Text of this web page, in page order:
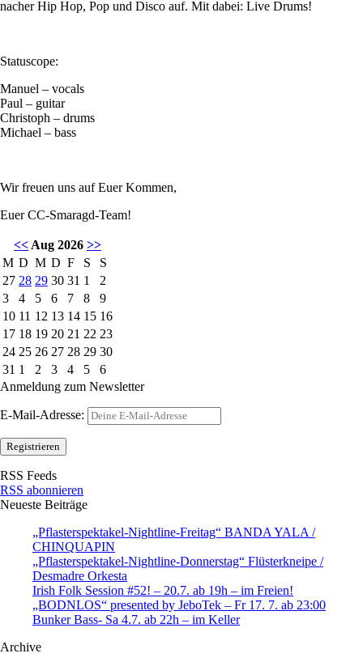
nacher Hip Hop, Pop und Disco auf. Mit dabei: Live Drums!
Statuscope:
Manuel – vocals
Paul – guitar
Christoph – drums
Michael – bass
Wir freuen uns auf Euer Kommen,
Euer CC-Smaragd-Team!
<< Aug 2026 >>
M D M D F S
S
27 28 29 30 31 1
2
3
4 5 6 7 8
9
10 11 12 13 14 15 16
17 18 19 20 21 22 23
24 25 26 27 28 29 30
31 1 2 3 4 5
6
Anmeldung zum Newsletter
E-Mail-Adresse:
RSS Feeds
RSS abonnieren
Neueste Beiträge
„Pflasterspektakel-Nightline-Freitag“ BANDA YALA /
CHINQUAPIN
„Pflasterspektakel-Nightline-Donnerstag“ Flüsterkneipe /
Desmadre Orkesta
Irish Folk Session #52! – 20.7. ab 19h – im Freien!
„BODNLOS“ presented by JeboTek – Fr 17. 7. ab 23:00
Bunker Bass- Sa 4.7. ab 22h – im Keller
Archive